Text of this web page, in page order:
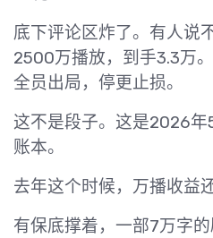
底下评论区炸了。有人说
2500万播放，到手3.3万
全员出局，停更止损。
这不是段子。这是2026
账本。
去年这个时候，万播收益
有保底撑着，一部7万字